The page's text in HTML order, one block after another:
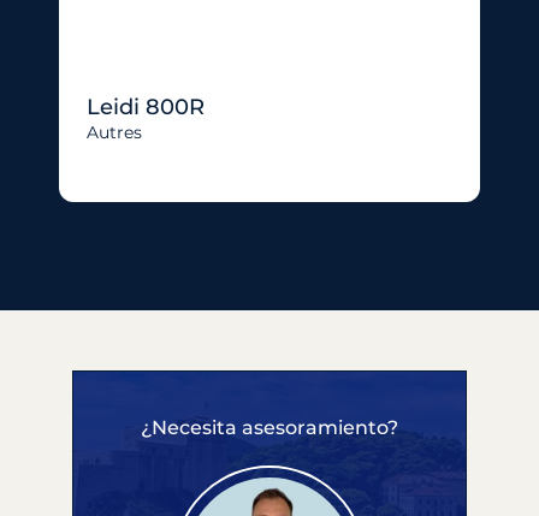
Leidi 800R
Autres
¿Necesita asesoramiento?